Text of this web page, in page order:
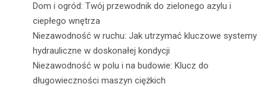
Dom i ogród: Twój przewodnik do zielonego azylu i
ciepłego wnętrza
Niezawodność w ruchu: Jak utrzymać kluczowe systemy
hydrauliczne w doskonałej kondycji
Niezawodność w polu i na budowie: Klucz do
długowieczności maszyn ciężkich